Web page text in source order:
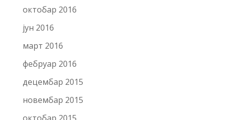
октобар 2016
јун 2016
март 2016
фебруар 2016
децембар 2015
новембар 2015